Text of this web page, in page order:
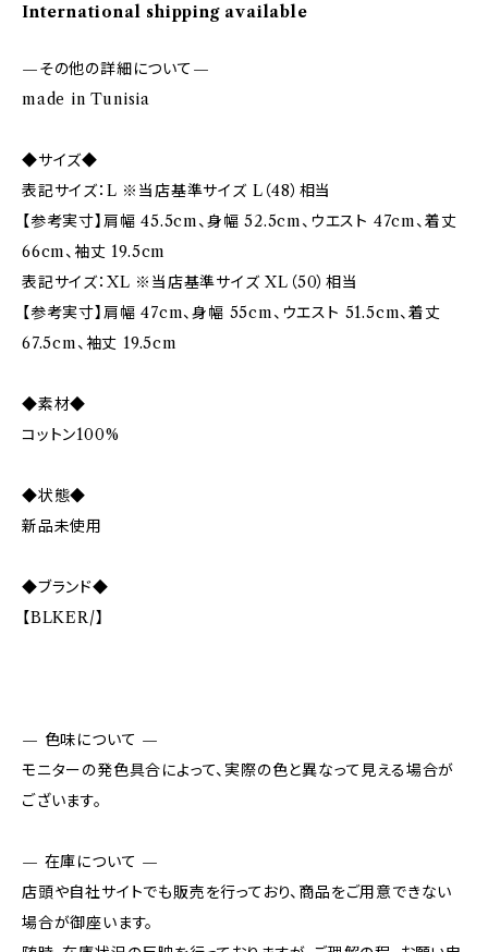
International shipping available
—その他の詳細について—
made in Tunisia
◆サイズ◆
表記サイズ：L ※当店基準サイズ L（48）相当
【参考実寸】肩幅 45.5cm、身幅 52.5cm、ウエスト 47cm、着丈
66cm、袖丈 19.5cm
表記サイズ：XL ※当店基準サイズ XL（50）相当
【参考実寸】肩幅 47cm、身幅 55cm、ウエスト 51.5cm、着丈
67.5cm、袖丈 19.5cm
◆素材◆
コットン100%
◆状態◆
新品未使用
◆ブランド◆
【BLKER/】
— 色味について —
モニターの発色具合によって、実際の色と異なって見える場合が
ございます。
— 在庫について —
店頭や自社サイトでも販売を行っており、商品をご用意できない
場合が御座います。